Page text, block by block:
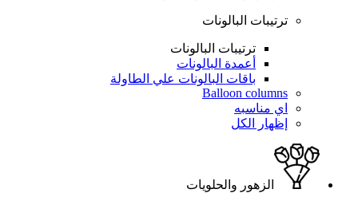
ترتيبات البالونات
ترتيبات البالونات
أعمدة البالونات
باقات البالونات علي الطاولة
Balloon columns
اي مناسبه
إظهار الكل
الزهور والحلويات